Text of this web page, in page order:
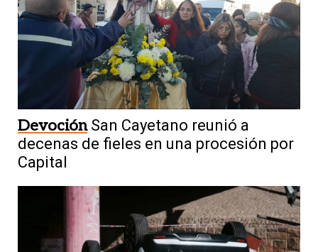
Devoción San Cayetano reunió a
decenas de fieles en una procesión por
Capital